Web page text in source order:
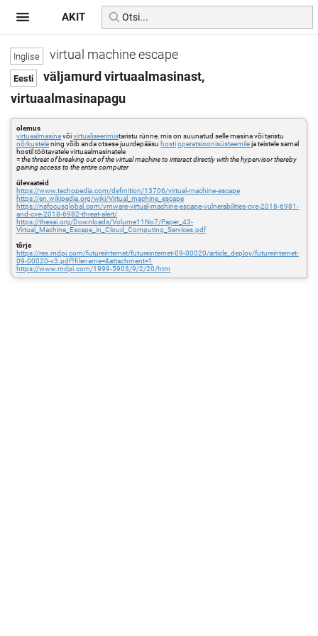
virtual machine escape
väljamurd virtuaalmasinast,
virtuaalmasinapagu
olemus
virtuaalmasinavõivirtualiseerimistaristu rünne, mis on suunatud selle masina või taristu
nõrkustelening võib anda otsese juurdepääsu hostioperatsioonisüsteemileja teistele samal
hostil töötavatele virtuaalmasinatele
=the threat of breaking out of the virtual machine to interact directly with the hypervisor thereby
gaining access to the entire computer
ülevaateid
https://www.techopedia.com/definition/13706/virtual-machine-escape
https://en.wikipedia.org/wiki/Virtual_machine_escape
https://nsfocusglobal.com/vmware-virtual-machine-escape-vulnerabilities-cve-2018-6981-
and-cve-2018-6982-threat-alert/
https://thesai.org/Downloads/Volume11No7/Paper_43-
Virtual_Machine_Escape_in_Cloud_Computing_Services.pdf
tõrje
https://res.mdpi.com/futureinternet/futureinternet-09-00020/article_deploy/futureinternet-
09-00020-v3.pdf?filename=&attachment=1
https://www.mdpi.com/1999-5903/9/2/20/htm
AKIT